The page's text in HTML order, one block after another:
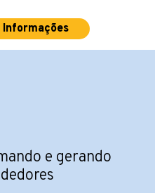
Informações
e gerando